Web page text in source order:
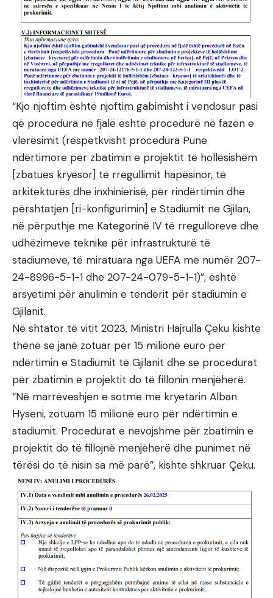
“Kjo njoftim është njoftim gabimisht i vendosur pasi
që procedura në fjalë është procedurë në fazën e
vlerësimit (respetkvisht procedura Punë
ndërtimore për zbatimin e projektit të hollësishëm
[zbatues kryesor] të rregullimit hapësinor, të
arkitekturës dhe inxhinierisë, për rindërtimin dhe
përshtatjen [ri-konfigurimin] e Stadiumit ne Gjilan,
në përputhje me Kategorinë IV të rregulloreve dhe
udhëzimeve teknike për infrastrukturë të
stadiumeve, të miratuara nga UEFA me numër 207-
24-8996-5-1-1 dhe 207-24-079-5-1-1)”, është
arsyetimi për anulimin e tenderit për stadiumin e
Gjilanit.
Në shtator të vitit 2023, Ministri Hajrulla Çeku kishte
thënë se janë zotuar për 15 milionë euro për
ndërtimin e Stadiumit të Gjilanit dhe se procedurat
për zbatimin e projektit do të fillonin menjëherë.
“Në marrëveshjen e sotme me kryetarin Alban
Hyseni, zotuam 15 milionë euro për ndërtimin e
stadiumit. Procedurat e nevojshme për zbatimin e
projektit do të fillojnë menjëherë dhe punimet në
tërësi do të nisin sa më parë”, kishte shkruar Çeku.